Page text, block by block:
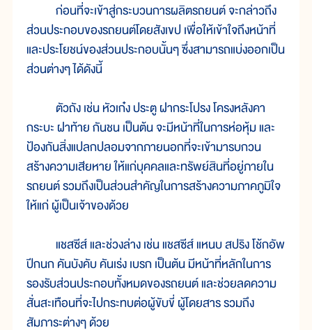
ก่อนที่จะเข้าสู่กระบวนการผลิตรถยนต์ จะกล่าวถึง
ส่วนประกอบของรถยนต์โดยสังเขป เพื่อให้เข้าใจถึงหน้าที่
และประโยชน์ของส่วนประกอบนั้นๆ ซึ่งสามารถแบ่งออกเป็น
ส่วนต่างๆ ได้ดังนี้
ตัวถัง เช่น หัวเก๋ง ประตู ฝากระโปรง โครงหลังคา
กระบะ ฝาท้าย กันชน เป็นต้น จะมีหน้าที่ในการห่อหุ้ม และ
ป้องกันสิ่งแปลกปลอมจากภายนอกที่จะเข้ามารบกวน
สร้างความเสียหาย ให้แก่บุคคลและทรัพย์สินที่อยู่ภายใน
รถยนต์ รวมถึงเป็นส่วนสำคัญในการสร้างความภาคภูมิใจ
ให้แก่ ผู้เป็นเจ้าของด้วย
แชสซีส์ และช่วงล่าง เช่น แชสซีส์ แหนบ สปริง โช้กอัพ
ปีกนก คันบังคับ คันเร่ง เบรก เป็นต้น มีหน้าที่หลักในการ
รองรับส่วนประกอบทั้งหมดของรถยนต์ และช่วยลดความ
สั่นสะเทือนที่จะไปกระทบต่อผู้ขับขี่ ผู้โดยสาร รวมถึง
สัมภาระต่างๆ ด้วย